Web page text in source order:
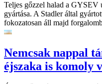
Teljes gőzzel halad a
gyártása. A Stadler által
fokozatosan áll majd
Nemcsak nappal
éjszaka is komoly